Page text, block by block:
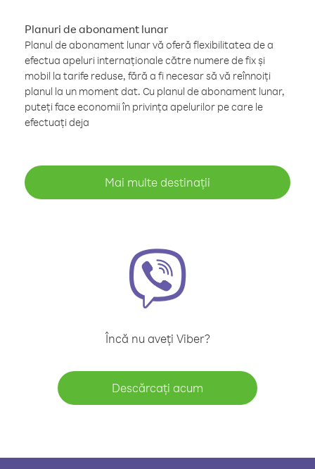
Planuri de abonament lunar
Planul de abonament lunar vă oferă flexibilitatea de a
efectua apeluri internaționale către numere de fix și
mobil la tarife reduse, fără a fi necesar să vă reînnoiți
planul la un moment dat. Cu planul de abonament lunar,
puteți face economii în privința apelurilor pe care le
efectuați deja
Mai multe destinații
Încă nu aveți Viber?
Descărcați acum